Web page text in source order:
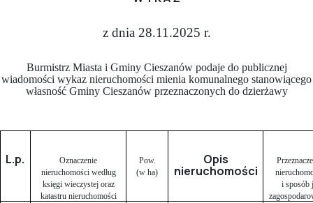
z dnia 28.11.2025 r.
Burmistrz Miasta i Gminy Cieszanów podaje do publicznej
wiadomości wykaz nieruchomości mienia komunalnego stanowiącego
własność Gminy Cieszanów przeznaczonych do dzierżawy
L.p.
Oznaczenie
nieruchomości według
księgi wieczystej oraz
katastru nieruchomości
Pow.
(w ha)
Opis
nieruchomości
i sposób